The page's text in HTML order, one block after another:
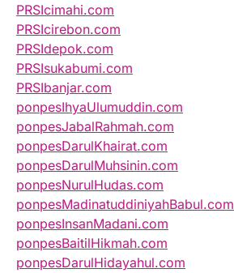
PRSIcimahi.com
PRSIcirebon.com
PRSIdepok.com
PRSIsukabumi.com
PRSIbanjar.com
ponpesIhyaUlumuddin.com
ponpesJabalRahmah.com
ponpesDarulKhairat.com
ponpesDarulMuhsinin.com
ponpesNurulHudas.com
ponpesMadinatuddiniyahBabul.com
ponpesInsanMadani.com
ponpesBaitilHikmah.com
ponpesDarulHidayahul.com